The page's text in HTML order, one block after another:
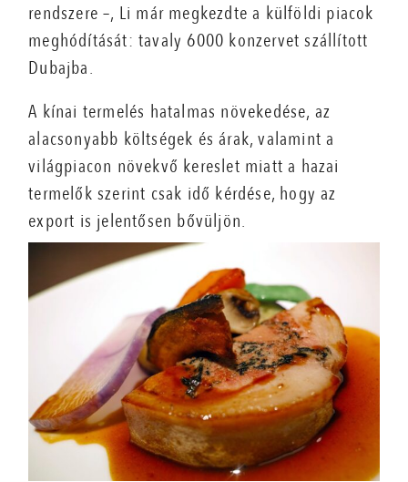
rendszere –, Li már megkezdte a külföldi piacok
meghódítását: tavaly 6000 konzervet szállított
Dubajba.
A kínai termelés hatalmas növekedése, az
alacsonyabb költségek és árak, valamint a
világpiacon növekvő kereslet miatt a hazai
termelők szerint csak idő kérdése, hogy az
export is jelentősen bővüljön.